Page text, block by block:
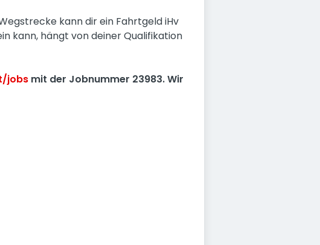
kann dir ein Fahrtgeld iHv
kann, hängt von deiner Qualifikation
jobs mit der Jobnummer 23983. Wir